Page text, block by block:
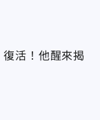
活！他醒來揭